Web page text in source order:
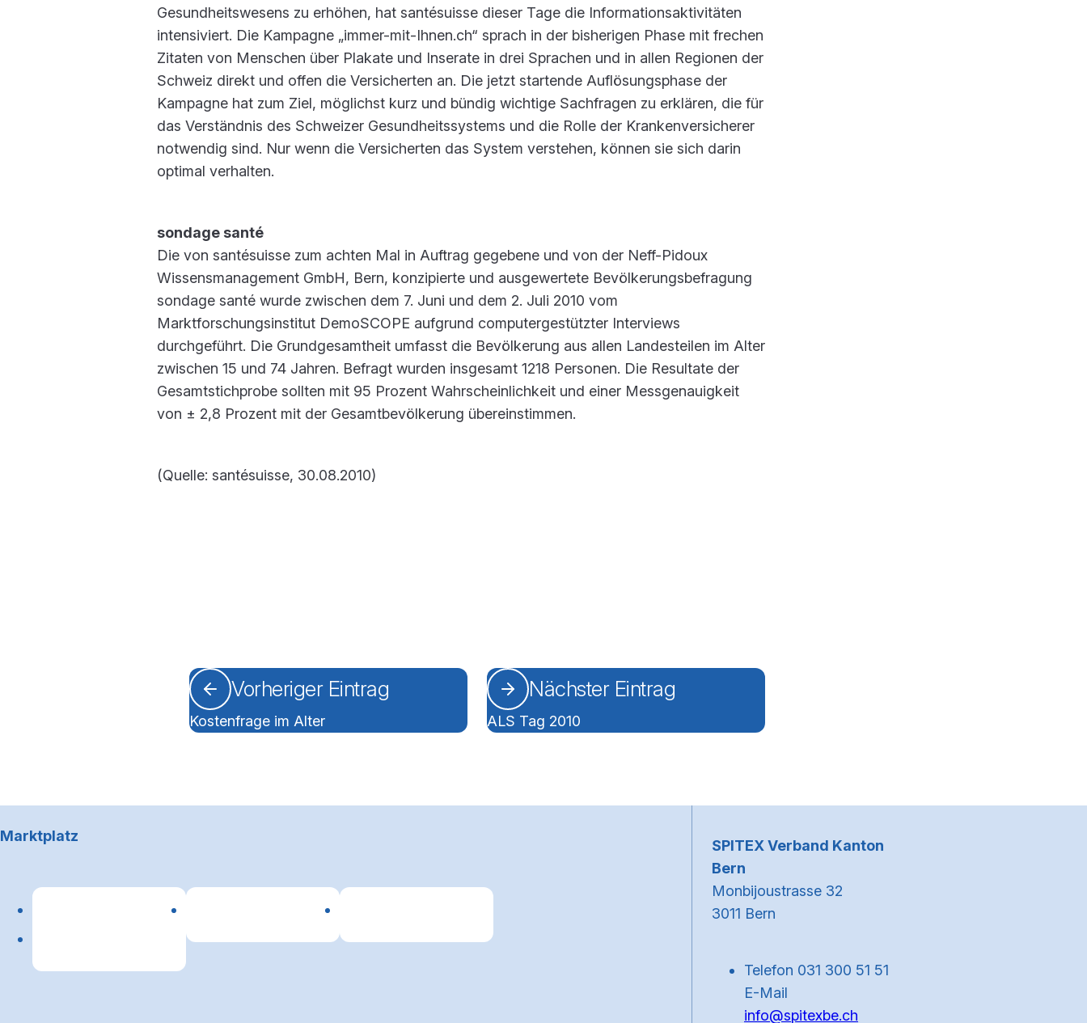
Gesundheitswesens zu erhöhen, hat santésuisse dieser Tage die Informationsaktivitäten
intensiviert. Die Kampagne „immer-mit-Ihnen.ch“ sprach in der bisherigen Phase mit frechen
Zitaten von Menschen über Plakate und Inserate in drei Sprachen und in allen Regionen der
Schweiz direkt und offen die Versicherten an. Die jetzt startende Auflösungsphase der
Kampagne hat zum Ziel, möglichst kurz und bündig wichtige Sachfragen zu erklären, die für
das Verständnis des Schweizer Gesundheitssystems und die Rolle der Krankenversicherer
notwendig sind. Nur wenn die Versicherten das System verstehen, können sie sich darin
optimal verhalten.
sondage santé
Die von santésuisse zum achten Mal in Auftrag gegebene und von der Neff-Pidoux
Wissensmanagement GmbH, Bern, konzipierte und ausgewertete Bevölkerungsbefragung
sondage santé wurde zwischen dem 7. Juni und dem 2. Juli 2010 vom
Marktforschungsinstitut DemoSCOPE aufgrund computergestützter Interviews
durchgeführt. Die Grundgesamtheit umfasst die Bevölkerung aus allen Landesteilen im Alter
zwischen 15 und 74 Jahren. Befragt wurden insgesamt 1218 Personen. Die Resultate der
Gesamtstichprobe sollten mit 95 Prozent Wahrscheinlichkeit und einer Messgenauigkeit
von ± 2,8 Prozent mit der Gesamtbevölkerung übereinstimmen.
(Quelle: santésuisse, 30.08.2010)
Vorheriger Eintrag
Kostenfrage im Alter
Nächster Eintrag
ALS Tag 2010
Marktplatz
~Kontaktinformationen
SPITEX Verband Kanton
Bern
Monbijoustrasse 32
3011 Bern
Telefon 031 300 51 51
E-Mail
info@spitexbe.ch